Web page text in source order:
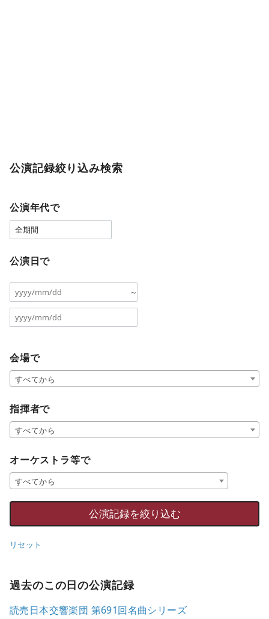
公演記録絞り込み検索
公演年代で
公演日で
～
会場で
すべてから
指揮者で
すべてから
オーケストラ等で
すべてから
リセット
過去のこの日の公演記録
読売日本交響楽団 第691回名曲シリーズ